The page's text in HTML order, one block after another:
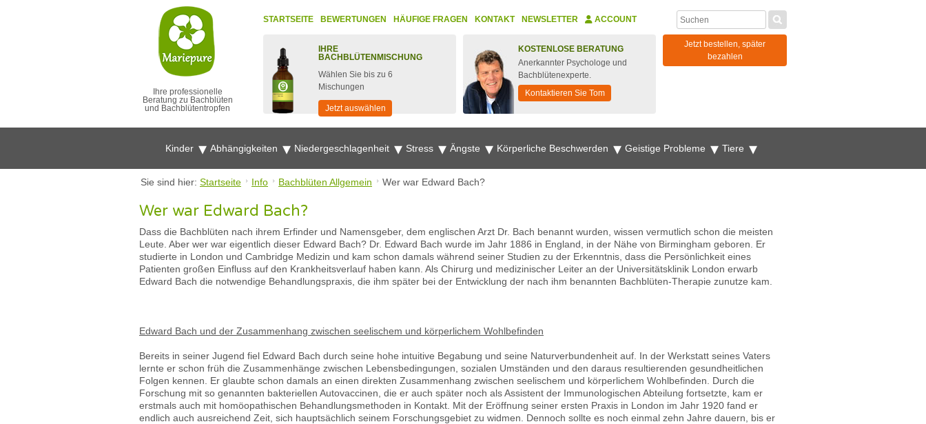
Ihre professionelle
Beratung zu Bachblüten
und Bachblütentropfen
STARTSEITE BEWERTUNGEN HÄUFIGE FRAGEN KONTAKT NEWSLETTER ACCOUNT
IHRE
BACHBLÜTENMISCHUNG
Wählen Sie bis zu 6
Mischungen
Jetzt auswählen
KOSTENLOSE BERATUNG
Anerkannter Psychologe und
Bachblütenexperte.
Kontaktieren Sie Tom
Jetzt bestellen, später
bezahlen
Kinder Abhängigkeiten Niedergeschlagenheit Stress Ängste Körperliche Beschwerden Geistige Probleme Tiere
Sie sind hier: Startseite Info Bachblüten Allgemein Wer war Edward Bach?
Wer war Edward Bach?
Dass die Bachblüten nach ihrem Erfinder und Namensgeber, dem englischen Arzt Dr. Bach benannt wurden, wissen vermutlich schon die meisten
Leute. Aber wer war eigentlich dieser Edward Bach? Dr. Edward Bach wurde im Jahr 1886 in England, in der Nähe von Birmingham geboren. Er
studierte in London und Cambridge Medizin und kam schon damals während seiner Studien zu der Erkenntnis, dass die Persönlichkeit eines
Patienten großen Einfluss auf den Krankheitsverlauf haben kann. Als Chirurg und medizinischer Leiter an der Universitätsklinik London erwarb
Edward Bach die notwendige Behandlungspraxis, die ihm später bei der Entwicklung der nach ihm benannten Bachblüten-Therapie zunutze kam.
Edward Bach und der Zusammenhang zwischen seelischem und körperlichem Wohlbefinden
Bereits in seiner Jugend fiel Edward Bach durch seine hohe intuitive Begabung und seine Naturverbundenheit auf. In der Werkstatt seines Vaters
lernte er schon früh die Zusammenhänge zwischen Lebensbedingungen, sozialen Umständen und den daraus resultierenden gesundheitlichen
Folgen kennen. Er glaubte schon damals an einen direkten Zusammenhang zwischen seelischem und körperlichem Wohlbefinden. Durch die
Forschung mit so genannten bakteriellen Autovaccinen, die er auch später noch als Assistent der Immunologischen Abteilung fortsetzte, kam er
erstmals auch mit homöopathischen Behandlungsmethoden in Kontakt. Mit der Eröffnung seiner ersten Praxis in London im Jahr 1920 fand er
endlich auch ausreichend Zeit, sich hauptsächlich seinem Forschungsgebiet zu widmen. Dennoch sollte es noch einmal zehn Jahre dauern, bis er